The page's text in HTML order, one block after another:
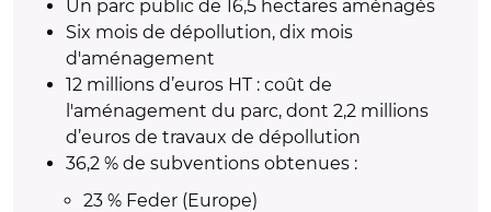
Un parc public de 16,5 hectares aménagés
Six mois de dépollution, dix mois
d'aménagement
12 millions d’euros HT : coût de
l'aménagement du parc, dont 2,2 millions
d’euros de travaux de dépollution
36,2 % de subventions obtenues :
23 % Feder (Europe)